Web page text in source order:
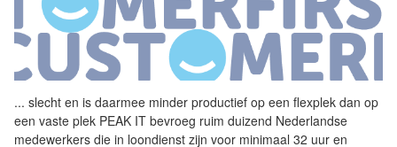
... slecht en is daarmee minder productief op een flexplek dan op
een vaste plek PEAK IT bevroeg ruim duizend Nederlandse
medewerkers die in loondienst zijn voor minimaal 32 uur en